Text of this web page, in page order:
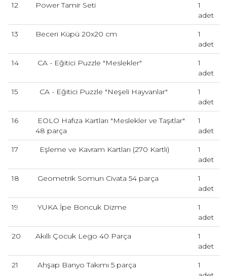
12 Power Tamir Seti
1
adet
13 Beceri Küpü 20x20 cm
1
adet
14 CA - Eğitici Puzzle "Meslekler"
1
adet
15 CA - Eğitici Puzzle "Neşeli Hayvanlar"
1
adet
16
EOLO Hafıza Kartları "Meslekler ve Taşıtlar"
48 parça
1
adet
17 Eşleme ve Kavram Kartları (270 Kartlı)
1
adet
18 Geometrik Somun Civata 54 parça
1
adet
19 YUKA İpe Boncuk Dizme
1
adet
20 Akıllı Çocuk Lego 40 Parça
1
adet
21 Ahşap Banyo Takımı 5 parça
1